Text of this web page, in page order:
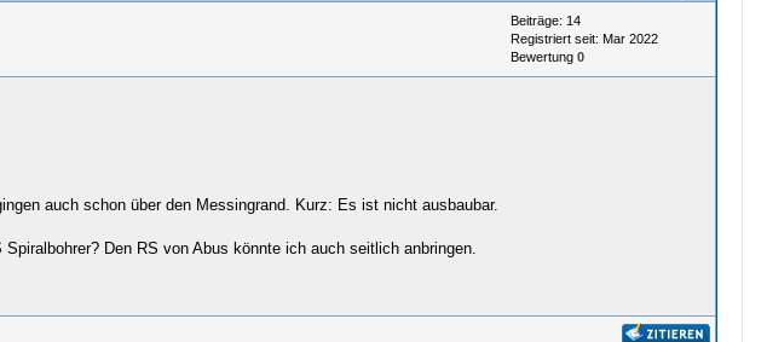
Beiträge: 14
Registriert seit: Mar 2022
Bewertung 0
auch schon über den Messingrand. Kurz: Es ist nicht ausbaubar.
Den RS von Abus könnte ich auch seitlich anbringen.